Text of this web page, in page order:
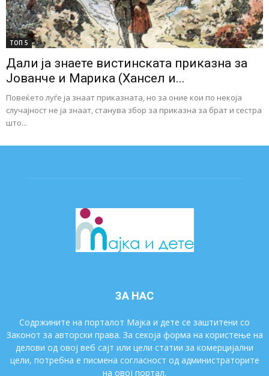
ТОП 5
Дали ја знаете вистинската приказна за
Јованче и Марика (Хансел и...
Повеќето луѓе ја знаат приказната, но за оние кои по некоја
случајност не ја знаат, станува збор за приказна за брат и сестра
што...
ЗА НАС
Содржините на порталот Мајка и дете се заштитени со
Законот за авторски права. За секоја форма на користење на
делови од овој веб сајт или цели статии за комерцијални
цели, потребна е писмена согласност од администраторите
на овој портал.